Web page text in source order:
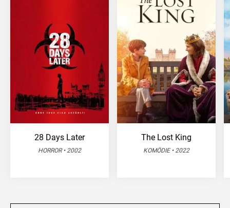
28 Days Later
HORROR • 2002
The Lost King
KOMÖDIE • 2022